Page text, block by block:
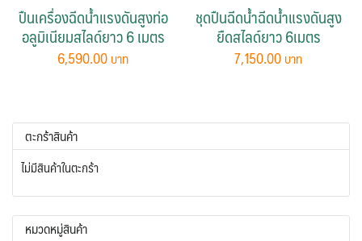
ปืนเครื่องฉีดน้ำแรงดันสูงท่อ
อลูมิเนียมสไลด์ยาว 6 เมตร
6,590.00
ชุดปืนฉีดน้ำฉีดน้ำแรงดันสูง
ยืดสไลด์ยาว 6เมตร
7,150.00
ตะกร้าสินค้า
ไม่มีสินค้าในตะกร้า
หมวดหมู่สินค้า